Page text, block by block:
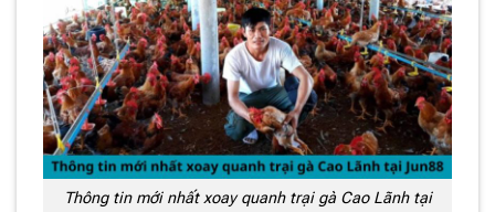
Thông tin mới nhất xoay quanh trại gà Cao Lãnh tại